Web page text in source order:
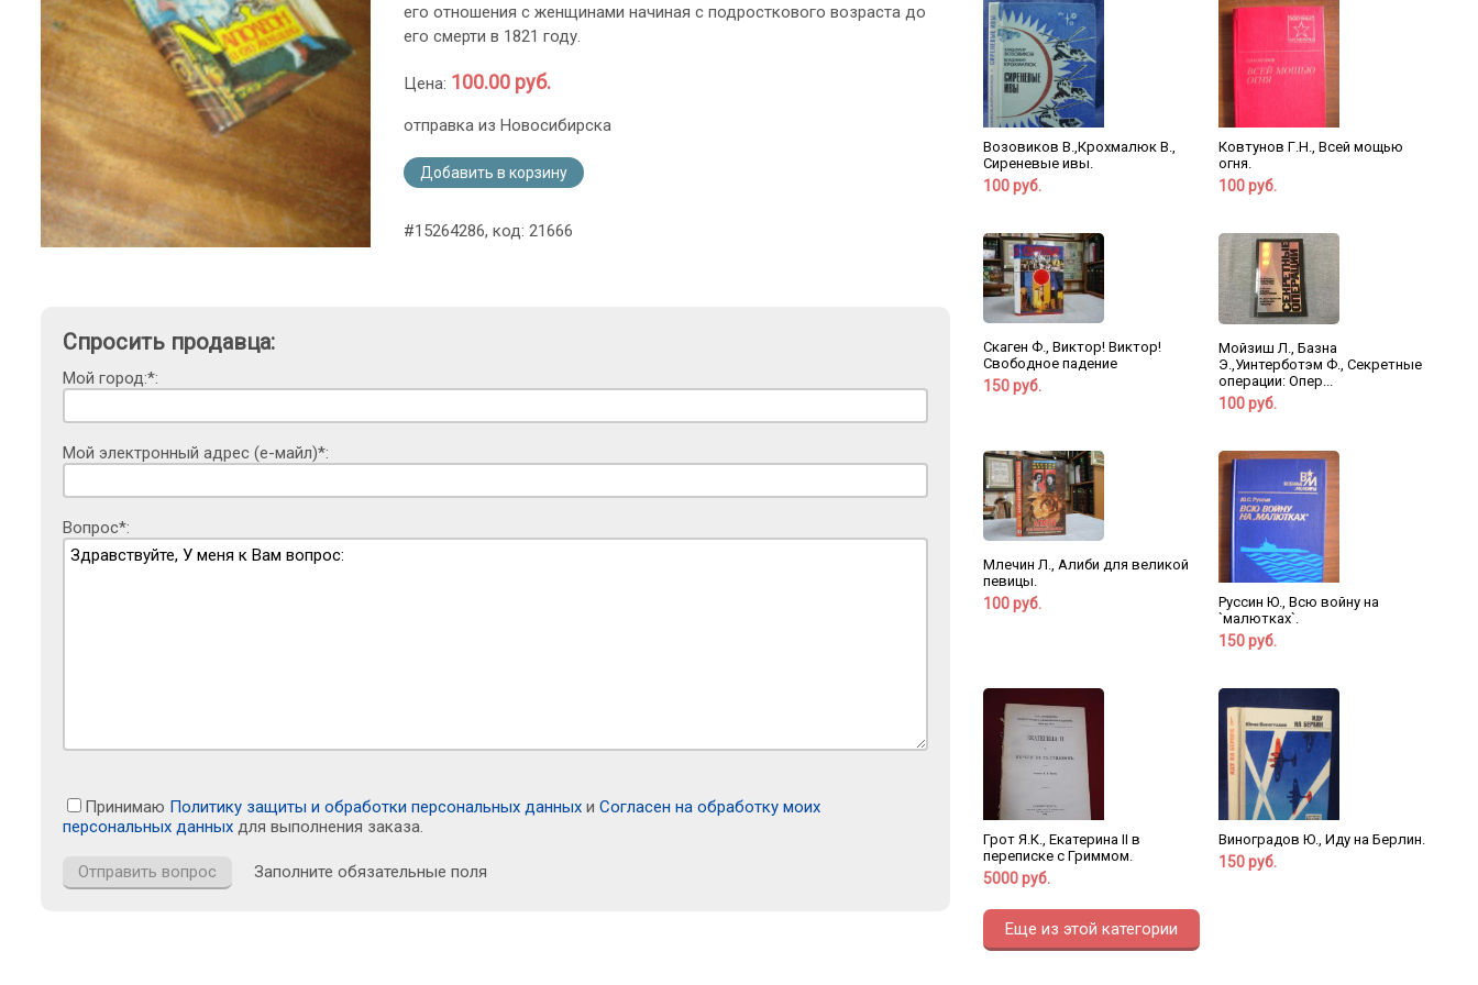
его отношения с женщинами начиная с подросткового возраста до
его смерти в 1821 году.
Цена: 100.00 руб.
отправка из Новосибирска
Добавить в корзину
#15264286, код: 21666
Спросить продавца:
Мой город:*:
Мой электронный адрес (е-майл)*:
Вопрос*:
Принимаю Политику защиты и обработки персональных данных и Согласен на обработку моих
персональных данных для выполнения заказа.
Заполните обязательные поля
Возовиков В.,Крохмалюк В.,
Сиреневые ивы.
100 руб.
Ковтунов Г.Н., Всей мощью
огня.
100 руб.
Скаген Ф., Виктор! Виктор!
Свободное падение
150 руб.
Мойзиш Л., Базна
Э.,Уинтерботэм Ф., Секретные
операции: Опер...
100 руб.
Млечин Л., Алиби для великой
певицы.
100 руб.
Руссин Ю., Всю войну на
`малютках`.
150 руб.
Грот Я.К., Екатерина II в
переписке с Гриммом.
5000 руб.
Виноградов Ю., Иду на Берлин.
150 руб.
Еще из этой категории